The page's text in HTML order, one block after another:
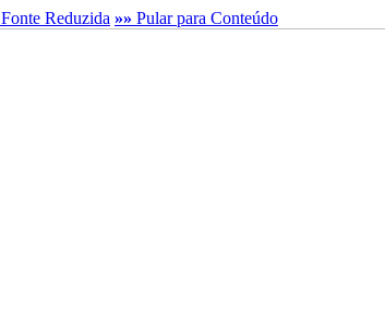
Fonte Reduzida »» Pular para Conteúdo